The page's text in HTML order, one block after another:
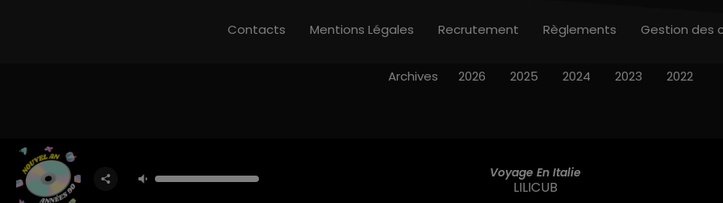
Voyage En Italie
LILICUB
Contacts Mentions Légales Recrutement Règlements Gestion des
Archives 2026 2025 2024 2023 2022